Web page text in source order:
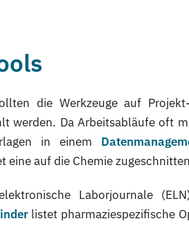
die Werkzeuge auf
werden. Da Arbeitsabläufe oft
in einem
auf die Chemie
Laborjournale
listet pharmaziespezifische